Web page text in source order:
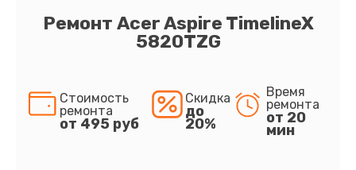
Ремонт Acer Aspire TimelineX
5820TZG
Стоимость
ремонта
от 495 руб
Скидка
до
20%
Время
ремонта
от 20
мин